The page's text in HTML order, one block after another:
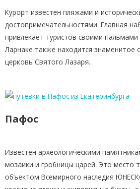
Курорт известен пляжами и
достопримечательностями. Главная
привлекает туристов своими
Ларнаке также находится знаменитое
церковь Святого Лазаря.
Пафос
Известен археологическими
мозаики и гробницы царей. Это место
объектом Всемирного наследия